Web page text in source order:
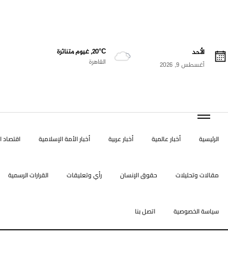
الأحد
أغسطس 9, 2026
20°C, غيوم متناثرة
القاهرة
الرئيسية أخبار عالمية أخبار عربية أخبار الأمة الإسلامية اقتصاد
مقالات وتحليلات حقوق الإنسان رأي وتعليقات القرارات الرسمية
سياسة الخصوصية اتصل بنا